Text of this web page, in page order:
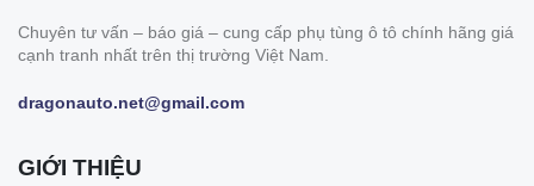
Chuyên tư vấn – báo giá – cung cấp phụ tùng ô tô chính hãng giá
cạnh tranh nhất trên thị trường Việt Nam.
dragonauto.net@gmail.com
GIỚI THIỆU